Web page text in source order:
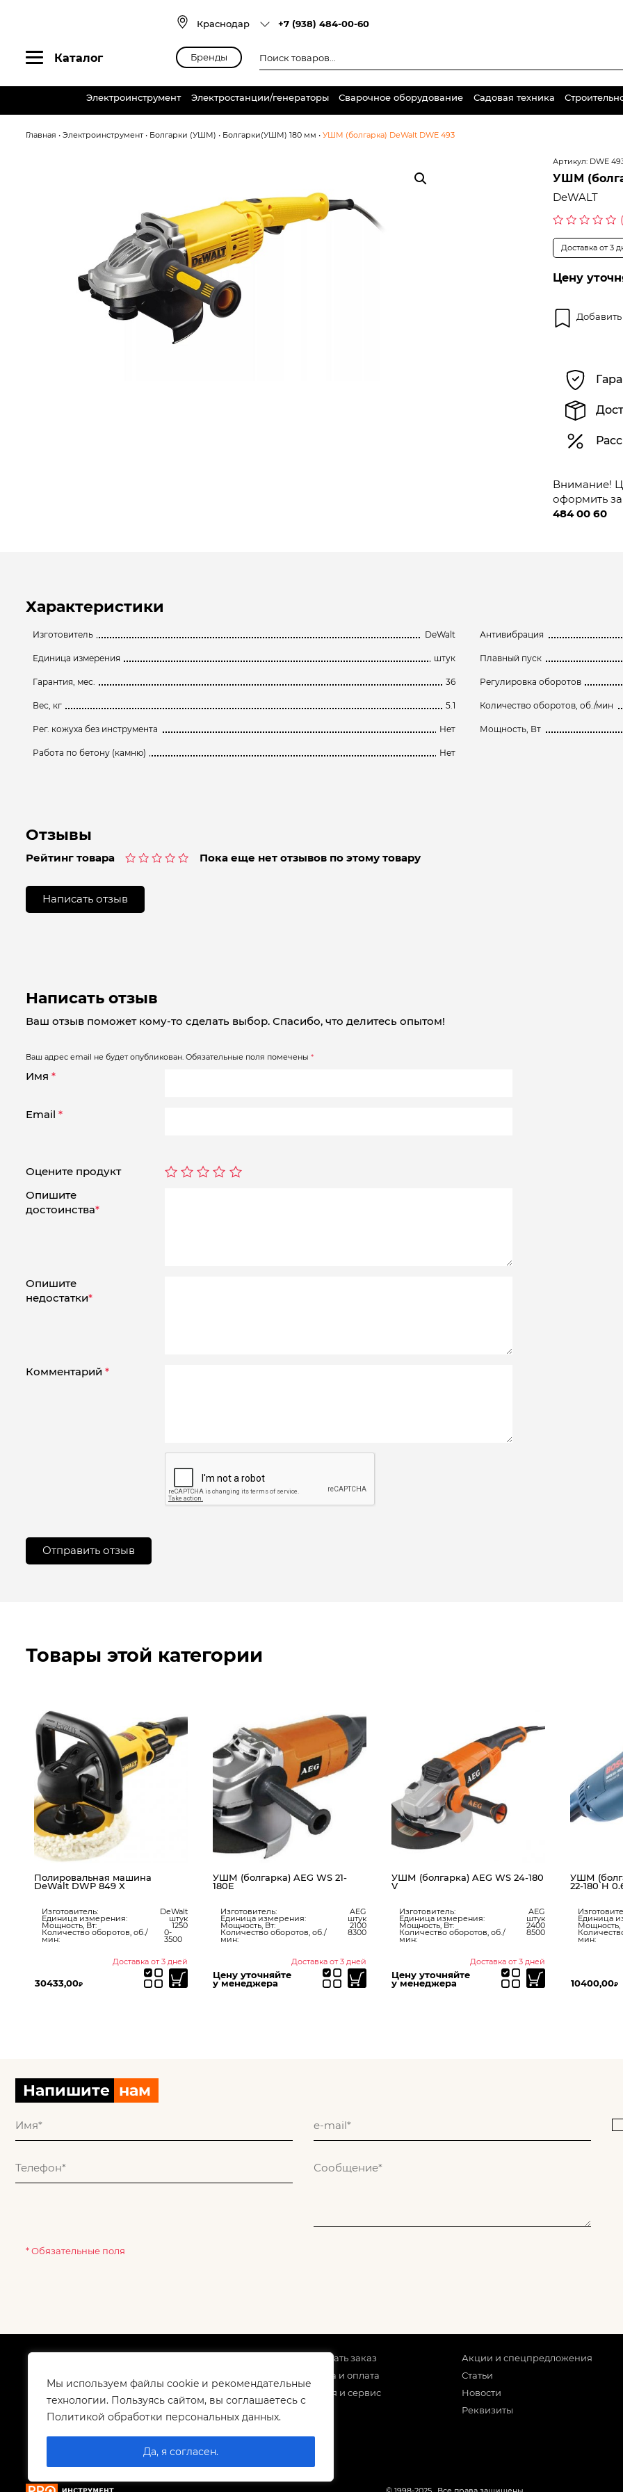
Мы используем файлы cookie и рекомендательные
технологии. Пользуясь сайтом, вы соглашаетесь с
Политикой обработки персональных данных.
Да, я согласен.
Краснодар +7 (938) 484-00-60
Каталог Бренды товаров
Электроинструмент Электростанции/генераторы Сварочное оборудование Садовая техника
Главная • Электроинструмент• Болгарки (УШМ) • Болгарки(УШМ) 180 мм • УШМ (болгарка) DeWalt DWE 493
Артикул: DWE
УШМ
DeWALT
0
из
Доставка от 3
Цену
Внимание!
оформить
484 00 60
Характеристики
Изготовитель DeWalt
Единица измерения штук
Гарантия, мес. 36
Вес, кг 5.1
Рег. кожуха без инструмента Нет
Работа по бетону (камню) Нет
Антивибрация
Плавный пуск
Регулировка оборотов
Количество оборотов, об./мин
Мощность, Вт
Отзывы
Рейтинг товара
0
5
Пока еще нет отзывов по этому товару
Написать отзыв
Написать отзыв
Ваш отзыв поможет кому-то сделать выбор. Спасибо, что делитесь опытом!
Ваш адрес email не будет опубликован. Обязательные поля помечены *
Имя *
Email *
Оцените продукт
Опишите
достоинства*
Опишите
недостатки*
Комментарий *
Товары этой категории
Полировальная машина
DeWalt DWP 849 X
Изготовитель: DeWalt
Единица измерения: штук
Мощность, Вт: 1250
Количество оборотов, об./
мин:
0-
3500
Доставка от 3 дней
30433,00₽
УШМ (болгарка) AEG WS 21-
180E
Изготовитель: AEG
Единица измерения: штук
Мощность, Вт: 2100
Количество оборотов, об./
мин:
8300
Доставка от 3 дней
Цену уточняйте
у менеджера
УШМ (болгарка) AEG WS 24-180
V
Изготовитель: AEG
Единица измерения: штук
Мощность, Вт: 2400
Количество оборотов, об./
мин:
8500
Доставка от 3 дней
Цену уточняйте
у менеджера
УШМ
22-180 H
Единица
Мощность,
мин:
10400,00₽
Напишите нам
* Обязательные поля
Корпоративным клиентам
Контакты
Как сделать заказ
Доставка и оплата
Гарантия и сервис
Акции и спецпредложения
Статьи
Новости
Реквизиты